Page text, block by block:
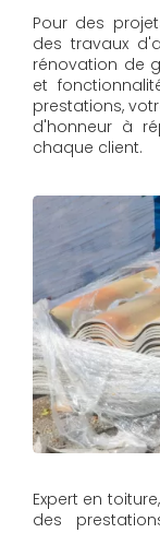
Pour des
des travaux
rénovation de
et
prestations,
d'honneur à
chaque client.
Expert en
des